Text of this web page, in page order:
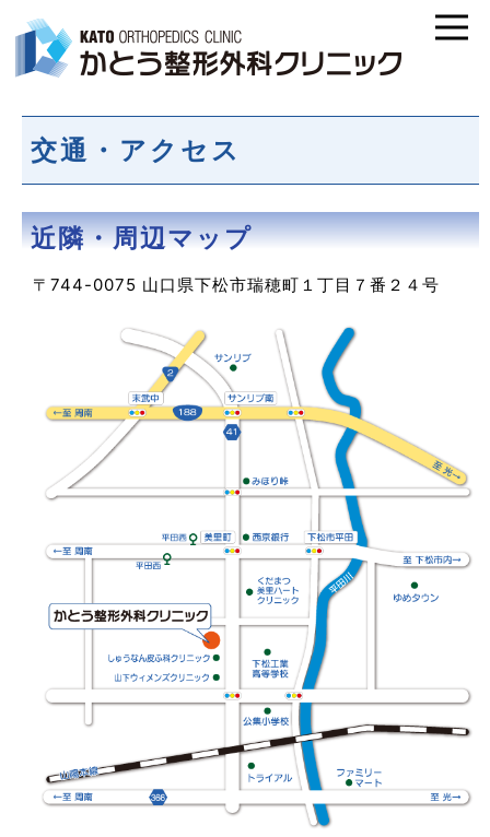
交通・アクセス
近隣・周辺マップ
〒744-0075 山口県下松市瑞穂町１丁目７番２４号